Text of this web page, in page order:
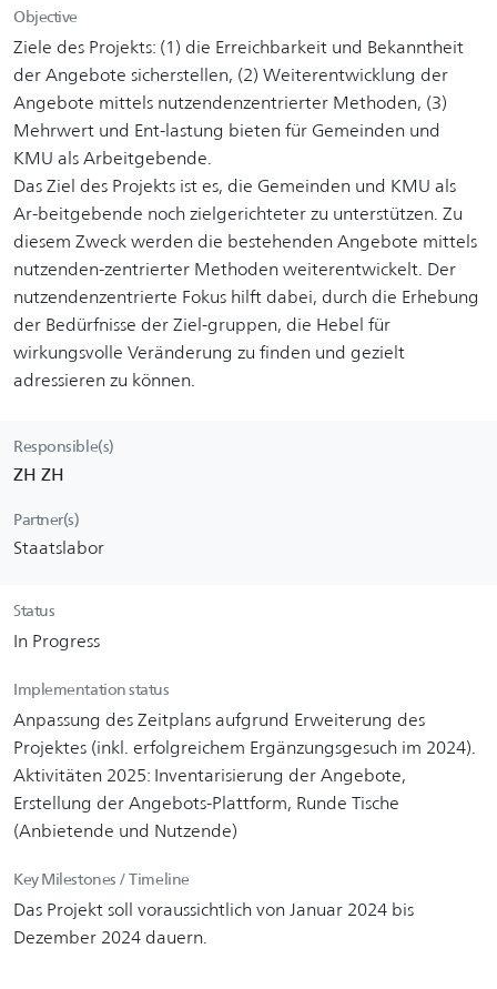
Objective
Ziele des Projekts: (1) die Erreichbarkeit und Bekanntheit
der Angebote sicherstellen, (2) Weiterentwicklung der
Angebote mittels nutzendenzentrierter Methoden, (3)
Mehrwert und Ent-lastung bieten für Gemeinden und
KMU als Arbeitgebende.
Das Ziel des Projekts ist es, die Gemeinden und KMU als
Ar-beitgebende noch zielgerichteter zu unterstützen. Zu
diesem Zweck werden die bestehenden Angebote mittels
nutzenden-zentrierter Methoden weiterentwickelt. Der
nutzendenzentrierte Fokus hilft dabei, durch die Erhebung
der Bedürfnisse der Ziel-gruppen, die Hebel für
wirkungsvolle Veränderung zu finden und gezielt
adressieren zu können.
Responsible(s)
ZH ZH
Partner(s)
Staatslabor
Status
In Progress
Implementation status
Anpassung des Zeitplans aufgrund Erweiterung des
Projektes (inkl. erfolgreichem Ergänzungsgesuch im 2024).
Aktivitäten 2025: Inventarisierung der Angebote,
Erstellung der Angebots-Plattform, Runde Tische
(Anbietende und Nutzende)
Key Milestones / Timeline
Das Projekt soll voraussichtlich von Januar 2024 bis
Dezember 2024 dauern.